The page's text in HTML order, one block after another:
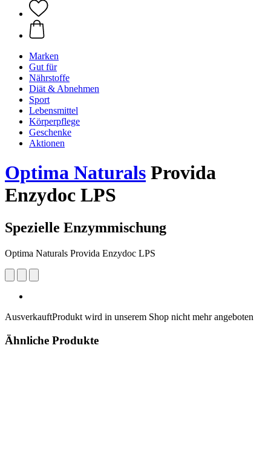
Marken
Gut für
Nährstoffe
Diät & Abnehmen
Sport
Lebensmittel
Körperpflege
Geschenke
Aktionen
Optima Naturals Provida
Enzydoc LPS
Spezielle Enzymmischung
Optima Naturals Provida Enzydoc LPS
AusverkauftProdukt wird in unserem Shop nicht mehr angeboten
Ähnliche Produkte